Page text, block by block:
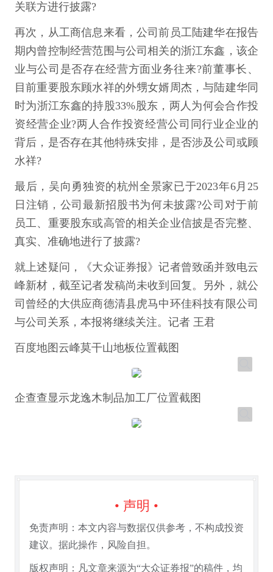
关联方进行披露?
再次，从工商信息来看，公司前员工陆建华在报告
期内曾控制经营范围与公司相关的浙江东鑫，该企
业与公司是否存在经营方面业务往来?前董事长、
目前重要股东顾水祥的外甥女婿周杰，与陆建华同
时为浙江东鑫的持股33%股东，两人为何会合作投
资经营企业?两人合作投资经营公司同行业企业的
背后，是否存在其他特殊安排，是否涉及公司或顾
水祥?
最后，吴向勇独资的杭州全景家已于2023年6月25
日注销，公司最新招股书为何未披露?公司对于前
员工、重要股东或高管的相关企业信披是否完整、
真实、准确地进行了披露?
就上述疑问，《大众证券报》记者曾致函并致电云
峰新材，截至记者发稿尚未收到回复。另外，就公
司曾经的大供应商德清县虎马中环佳科技有限公司
与公司关系，本报将继续关注。记者 王君
百度地图云峰莫干山地板位置截图
企查查显示龙逸木制品加工厂位置截图
• 声明 •
免责声明：本文内容与数据仅供参考，不构成投资
建议。据此操作，风险自担。
版权声明：凡文章来源为“大众证券报”的稿件，均